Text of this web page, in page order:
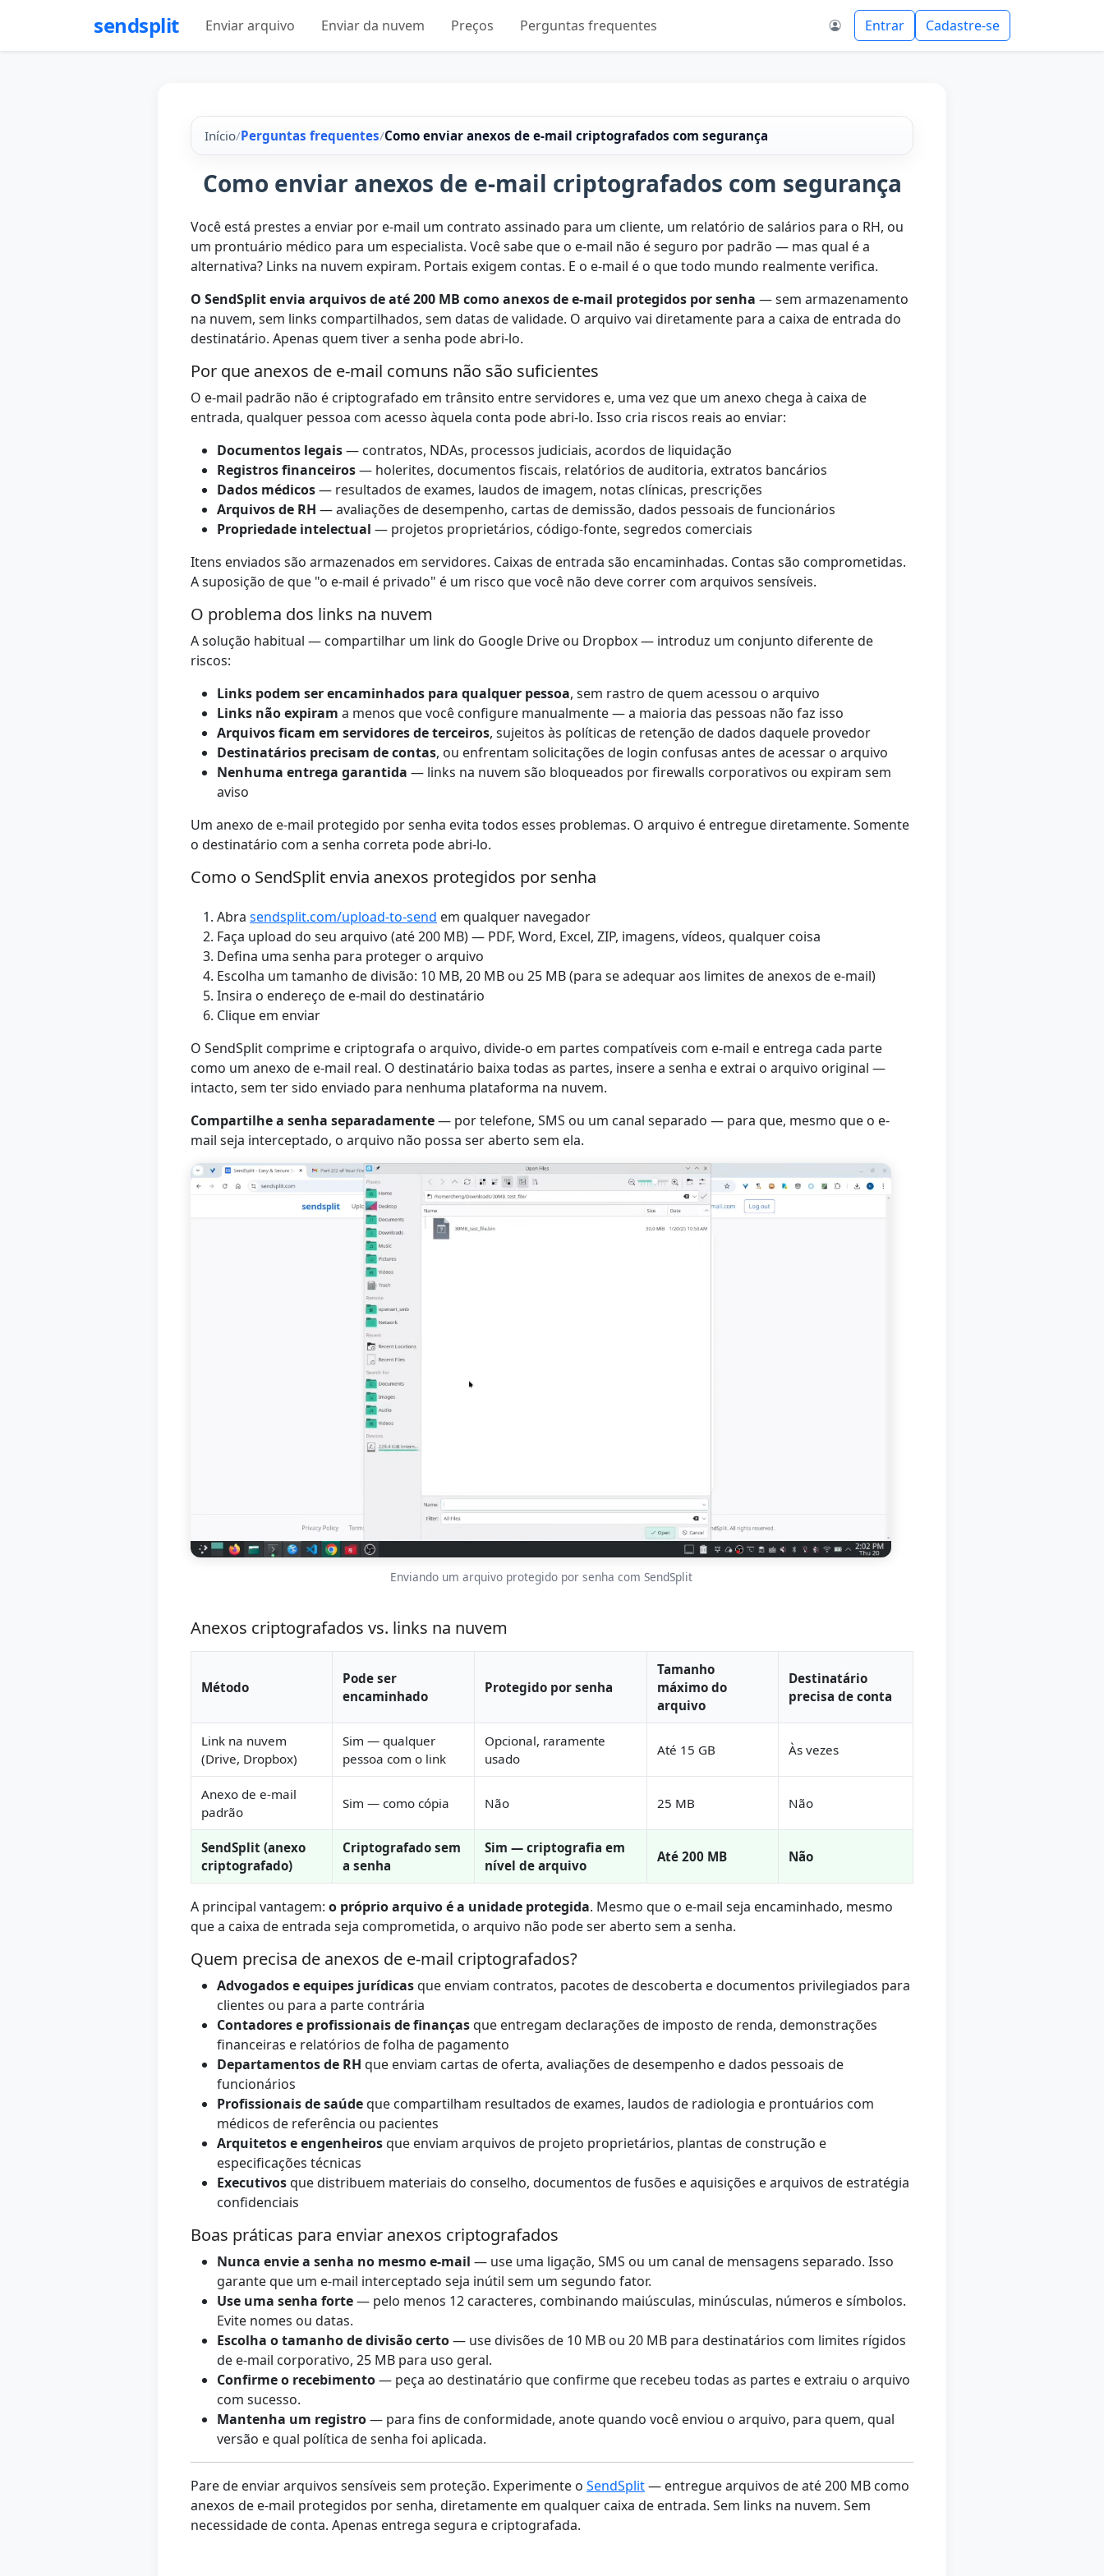
sendsplit Enviar arquivo Enviar da nuvem Preços Perguntas frequentes Entrar Cadastre-se
Início/Perguntas frequentes/Como enviar anexos de e-mail criptografados com segurança
Como enviar anexos de e-mail criptografados com segurança
Você está prestes a enviar por e-mail um contrato assinado para um cliente, um relatório de salários para o RH, ou
um prontuário médico para um especialista. Você sabe que o e-mail não é seguro por padrão — mas qual é a
alternativa? Links na nuvem expiram. Portais exigem contas. E o e-mail é o que todo mundo realmente verifica.
O SendSplit envia arquivos de até 200 MB como anexos de e-mail protegidos por senha — sem armazenamento
na nuvem, sem links compartilhados, sem datas de validade. O arquivo vai diretamente para a caixa de entrada do
destinatário. Apenas quem tiver a senha pode abri-lo.
Por que anexos de e-mail comuns não são suficientes
O e-mail padrão não é criptografado em trânsito entre servidores e, uma vez que um anexo chega à caixa de
entrada, qualquer pessoa com acesso àquela conta pode abri-lo. Isso cria riscos reais ao enviar:
Documentos legais— contratos, NDAs, processos judiciais, acordos de liquidação
Registros financeiros— holerites, documentos fiscais, relatórios de auditoria, extratos bancários
Dados médicos— resultados de exames, laudos de imagem, notas clínicas, prescrições
Arquivos de RH — avaliações de desempenho, cartas de demissão, dados pessoais de funcionários
Propriedade intelectual — projetos proprietários, código-fonte, segredos comerciais
Itens enviados são armazenados em servidores. Caixas de entrada são encaminhadas. Contas são comprometidas.
A suposição de que "o e-mail é privado" é um risco que você não deve correr com arquivos sensíveis.
O problema dos links na nuvem
A solução habitual — compartilhar um link do Google Drive ou Dropbox — introduz um conjunto diferente de
riscos:
Links podem ser encaminhados para qualquer pessoa, sem rastro de quem acessou o arquivo
Links não expiram a menos que você configure manualmente — a maioria das pessoas não faz isso
Arquivos ficam em servidores de terceiros, sujeitos às políticas de retenção de dados daquele provedor
Destinatários precisam de contas, ou enfrentam solicitações de login confusas antes de acessar o arquivo
Nenhuma entrega garantida — links na nuvem são bloqueados por firewalls corporativos ou expiram sem
aviso
Um anexo de e-mail protegido por senha evita todos esses problemas. O arquivo é entregue diretamente. Somente
o destinatário com a senha correta pode abri-lo.
Como o SendSplit envia anexos protegidos por senha
Abra sendsplit.com/upload-to-send em qualquer navegador
Faça upload do seu arquivo (até 200 MB) — PDF, Word, Excel, ZIP, imagens, vídeos, qualquer coisa
Defina uma senha para proteger o arquivo
Escolha um tamanho de divisão: 10 MB, 20 MB ou 25 MB (para se adequar aos limites de anexos de e-mail)
Insira o endereço de e-mail do destinatário
Clique em enviar
O SendSplit comprime e criptografa o arquivo, divide-o em partes compatíveis com e-mail e entrega cada parte
como um anexo de e-mail real. O destinatário baixa todas as partes, insere a senha e extrai o arquivo original —
intacto, sem ter sido enviado para nenhuma plataforma na nuvem.
Compartilhe a senha separadamente— por telefone, SMS ou um canal separado — para que, mesmo que o e-
mail seja interceptado, o arquivo não possa ser aberto sem ela.
Enviando um arquivo protegido por senha com SendSplit
Anexos criptografados vs. links na nuvem
Método
Pode ser
encaminhado
Protegido por senha
Tamanho
máximo do
arquivo
Destinatário
precisa de conta
Link na nuvem
(Drive, Dropbox)
Sim — qualquer
pessoa com o link
Opcional, raramente
usado
Até 15 GB Às vezes
Anexo de e-mail
padrão
Sim — como cópia Não 25 MB Não
SendSplit (anexo
criptografado)
Criptografado sem
a senha
Sim — criptografia em
nível de arquivo
Até 200 MB Não
A principal vantagem: o próprio arquivo é a unidade protegida. Mesmo que o e-mail seja encaminhado, mesmo
que a caixa de entrada seja comprometida, o arquivo não pode ser aberto sem a senha.
Quem precisa de anexos de e-mail criptografados?
Advogados e equipes jurídicasque enviam contratos, pacotes de descoberta e documentos privilegiados para
clientes ou para a parte contrária
Contadores e profissionais de finançasque entregam declarações de imposto de renda, demonstrações
financeiras e relatórios de folha de pagamento
Departamentos de RH que enviam cartas de oferta, avaliações de desempenho e dados pessoais de
funcionários
Profissionais de saúdeque compartilham resultados de exames, laudos de radiologia e prontuários com
médicos de referência ou pacientes
Arquitetos e engenheirosque enviam arquivos de projeto proprietários, plantas de construção e
especificações técnicas
Executivosque distribuem materiais do conselho, documentos de fusões e aquisições e arquivos de estratégia
confidenciais
Boas práticas para enviar anexos criptografados
Nunca envie a senha no mesmo e-mail — use uma ligação, SMS ou um canal de mensagens separado. Isso
garante que um e-mail interceptado seja inútil sem um segundo fator.
Use uma senha forte— pelo menos 12 caracteres, combinando maiúsculas, minúsculas, números e símbolos.
Evite nomes ou datas.
Escolha o tamanho de divisão certo— use divisões de 10 MB ou 20 MB para destinatários com limites rígidos
de e-mail corporativo, 25 MB para uso geral.
Confirme o recebimento— peça ao destinatário que confirme que recebeu todas as partes e extraiu o arquivo
com sucesso.
Mantenha um registro— para fins de conformidade, anote quando você enviou o arquivo, para quem, qual
versão e qual política de senha foi aplicada.
Pare de enviar arquivos sensíveis sem proteção. Experimente o SendSplit— entregue arquivos de até 200 MB como
anexos de e-mail protegidos por senha, diretamente em qualquer caixa de entrada. Sem links na nuvem. Sem
necessidade de conta. Apenas entrega segura e criptografada.